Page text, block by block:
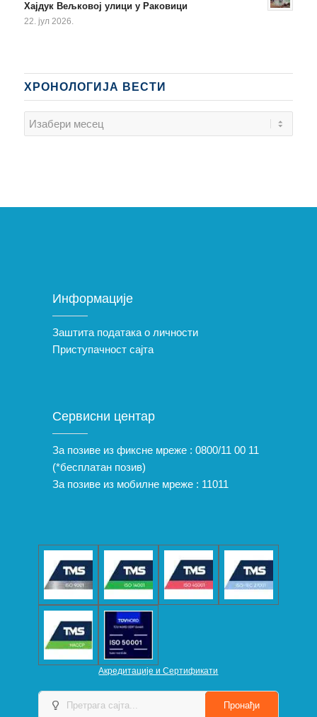
Хајдук Вељковој улици у Раковици
22. јул 2026.
ХРОНОЛОГИЈА ВЕСТИ
Информације
Заштита података о личности
Приступачност сајта
Сервисни центар
За позиве из фиксне мреже : 0800/11 00 11
(*бесплатан позив)
За позиве из мобилне мреже : 11011
Акредитације и Сертификати